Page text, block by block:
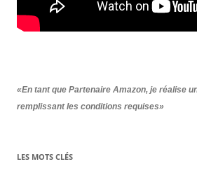
«En tant que Partenaire Amazon, je réalise
remplissant les conditions requises»
LES MOTS CLÉS